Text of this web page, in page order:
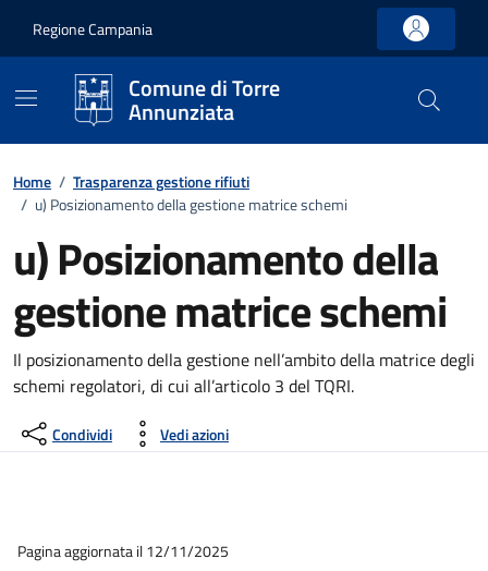
Regione Campania
Comune di Torre
Annunziata
Home / Trasparenza gestione rifiuti
/ u) Posizionamento della gestione matrice schemi
u) Posizionamento della
gestione matrice schemi
Il posizionamento della gestione nell’ambito della matrice degli
schemi regolatori, di cui all’articolo 3 del TQRI.
Condividi Vedi azioni
Pagina aggiornata il 12/11/2025